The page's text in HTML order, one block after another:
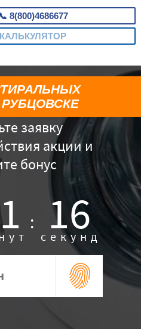
8(800)4686677
КАЛЬКУЛЯТОР
заявку
акции и
бонус
: 15
секунд